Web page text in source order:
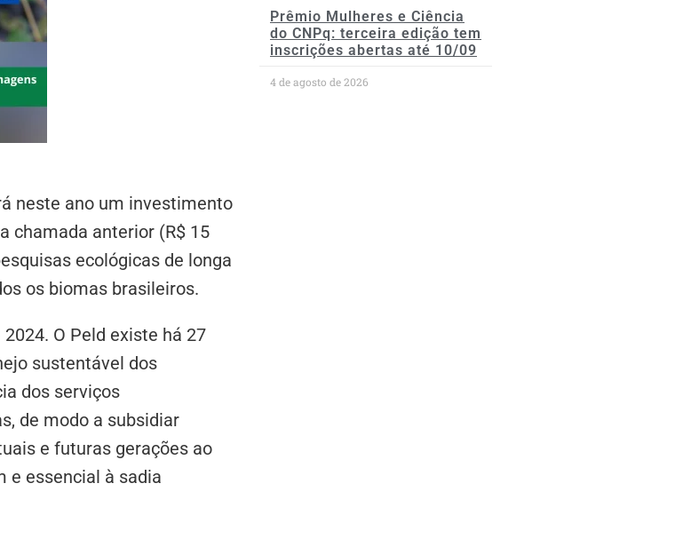
neste ano um investimento
chamada anterior (R$ 15
ecológicas de longa
os biomas brasileiros.
O Peld existe há 27
sustentável dos
dos serviços
de modo a subsidiar
e futuras gerações ao
e essencial à sadia
Prêmio Mulheres e Ciência
do CNPq: terceira edição tem
inscrições abertas até 10/09
4 de agosto de 2026